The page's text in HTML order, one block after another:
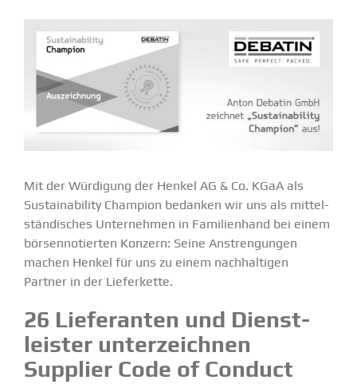
Mit der Würdigung der Henkel AG & Co. KGaA als
Sustaina­bility Champion bedanken wir uns als mittel­
stän­di­sches Unter­nehmen in Famili­enhand bei einem
börsen­no­tierten Konzern: Seine Anstren­gungen
machen Henkel für uns zu einem nachhal­tigen
Partner in der Liefer­kette.
26 Liefe­ranten und Dienst­
leister unter­zeichnen
Supplier Code of Conduct